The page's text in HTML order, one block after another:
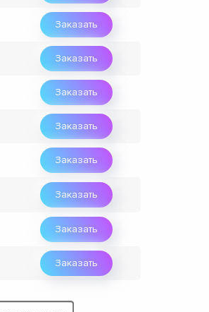
Заказать
Заказать
Заказать
Заказать
Заказать
Заказать
Заказать
Заказать